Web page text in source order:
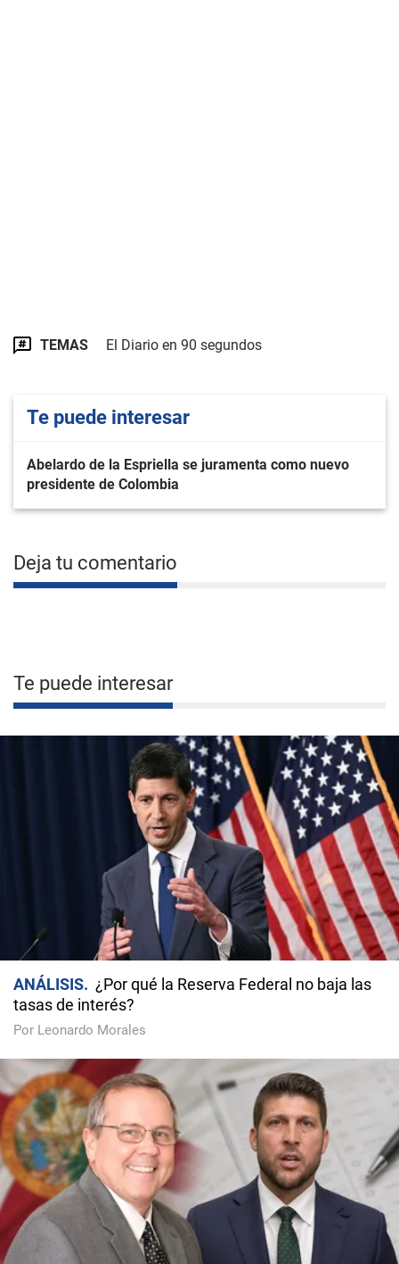
TEMAS El Diario en 90 segundos
Te puede interesar
Abelardo de la Espriella se juramenta como nuevo
presidente de Colombia
Deja tu comentario
Te puede interesar
ANÁLISIS
¿Por qué la Reserva Federal no baja las
tasas de interés?
Por Leonardo Morales